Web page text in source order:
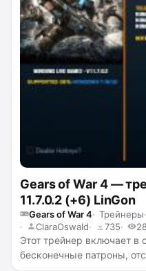
Gears of War 4 —
11.7.0.2 (+6) LinGon
Gears of War 4 Трейнеры
ClaraOswald
735
Этот трейнер включает в
бесконечные патроны,